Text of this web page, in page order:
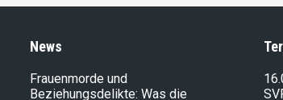
News
Frauenmorde und
Beziehungsdelikte: Was die